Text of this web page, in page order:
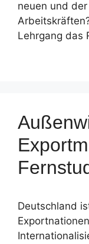
neuen und
Lehrgang das
Deutschland